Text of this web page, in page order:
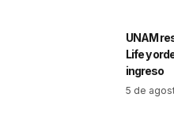
UNAM
Life y
ingreso
5 de